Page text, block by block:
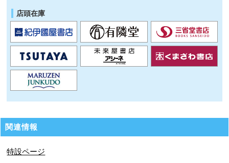
店頭在庫
関連情報
特設ページ